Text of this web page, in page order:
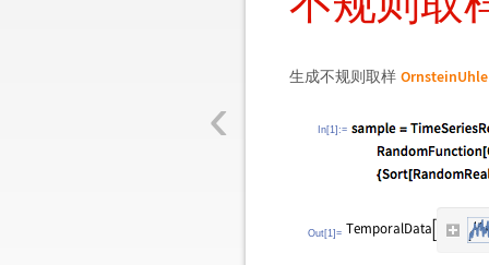
‹
生成不规则取样
In[1]:=
Out[1]=